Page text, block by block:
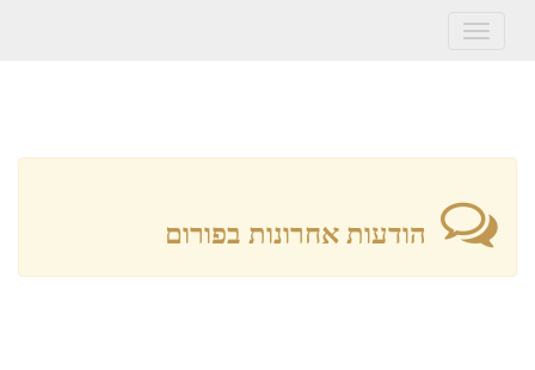
Toggle
הודעות אחרונות בפורום